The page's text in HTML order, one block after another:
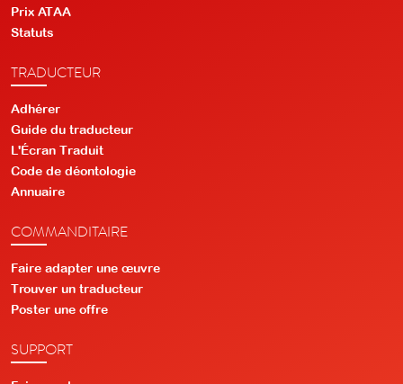
Prix ATAA
Statuts
TRADUCTEUR
Adhérer
Guide du traducteur
L'Écran Traduit
Code de déontologie
Annuaire
COMMANDITAIRE
Faire adapter une œuvre
Trouver un traducteur
Poster une offre
SUPPORT